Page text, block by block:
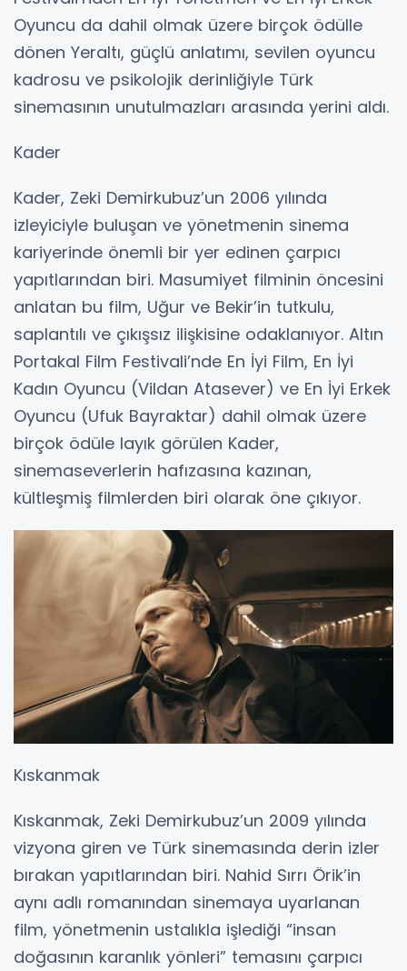
Yeraltı
buluşan filmi Yeraltı, sinema dünyasında
Notlar adlı eserinden ilham alan film, toplumla
ve kendi iç dünyasıyla çatışan, öfke ve
yalnızlıkla örülü bir adamın portresini çarpıcı
bir şekilde yansıtıyor. Filmin başrolünde yer
alan Engin Günaydin, performansıyla büyük
övgü topladı. Adana Altın Koza Film
Festivali’nden En İyi Yönetmen ve En İyi Erkek
Oyuncu da dahil olmak üzere birçok ödülle
dönen Yeraltı, güçlü anlatımı, sevilen oyuncu
kadrosu ve psikolojik derinliğiyle Türk
sinemasının unutulmazları arasında yerini aldı.
Kader
Kader, Zeki Demirkubuz’un 2006 yılında
izleyiciyle buluşan ve yönetmenin sinema
kariyerinde önemli bir yer edinen çarpıcı
yapıtlarından biri. Masumiyet filminin öncesini
anlatan bu film, Uğur ve Bekir’in tutkulu,
saplantılı ve çıkışsız ilişkisine odaklanıyor. Altın
Portakal Film Festivali’nde En İyi Film, En İyi
birçok ödüle layık görülen Kader,
sinemaseverlerin hafızasına kazınan,
kültleşmiş filmlerden biri olarak öne çıkıyor.